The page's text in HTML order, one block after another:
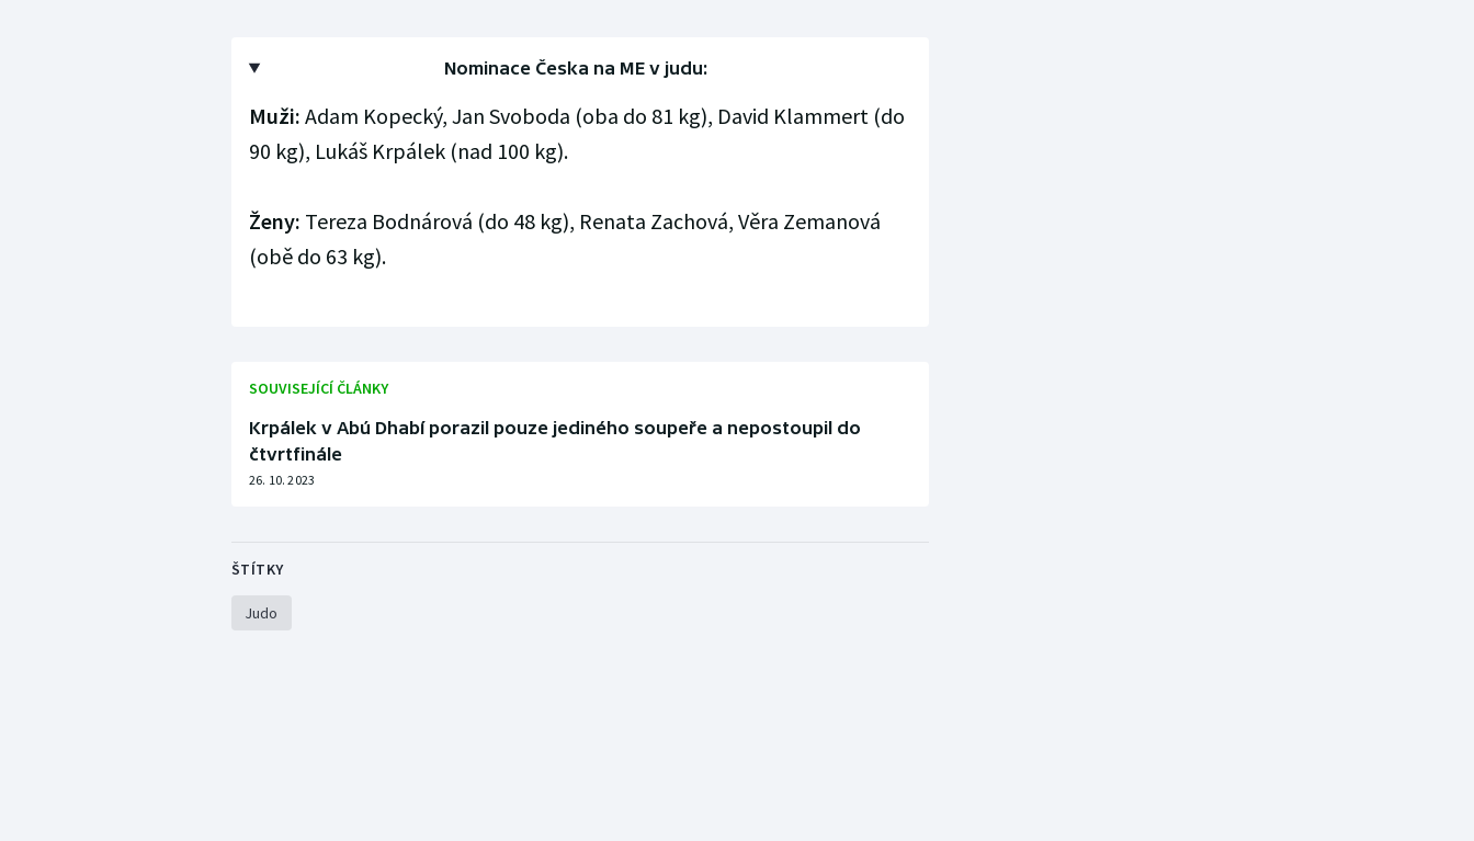
Nominace Česka na ME v judu:
Muži: Adam Kopecký, Jan Svoboda (oba do 81 kg), David Klammert (do
90 kg), Lukáš Krpálek (nad 100 kg).
Ženy: Tereza Bodnárová (do 48 kg), Renata Zachová, Věra Zemanová
(obě do 63 kg).
SOUVISEJÍCÍ ČLÁNKY
Krpálek v Abú Dhabí porazil pouze jediného soupeře a nepostoupil do
čtvrtfinále
26. 10. 2023
ŠTÍTKY
Judo